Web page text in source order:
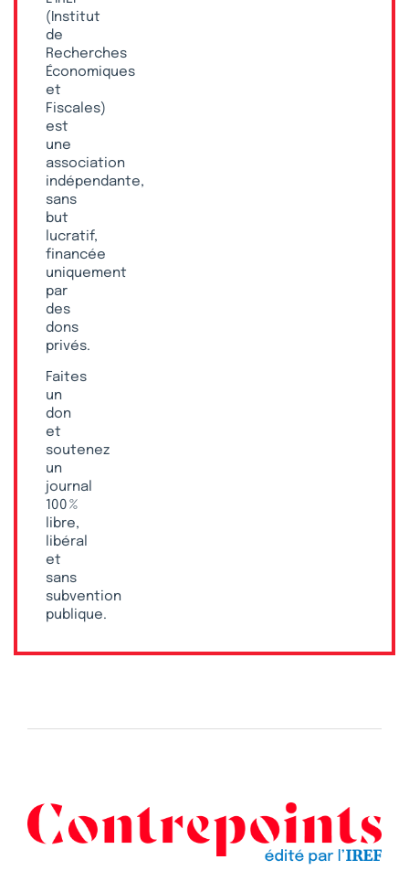
(Institut
de
Recherches
Économiques
et
Fiscales)
est
une
association
indépendante,
sans
but
lucratif,
financée
uniquement
par
des
dons
privés.
Faites
un
don
et
soutenez
un
journal
100 %
libre,
libéral
et
sans
subvention
publique.